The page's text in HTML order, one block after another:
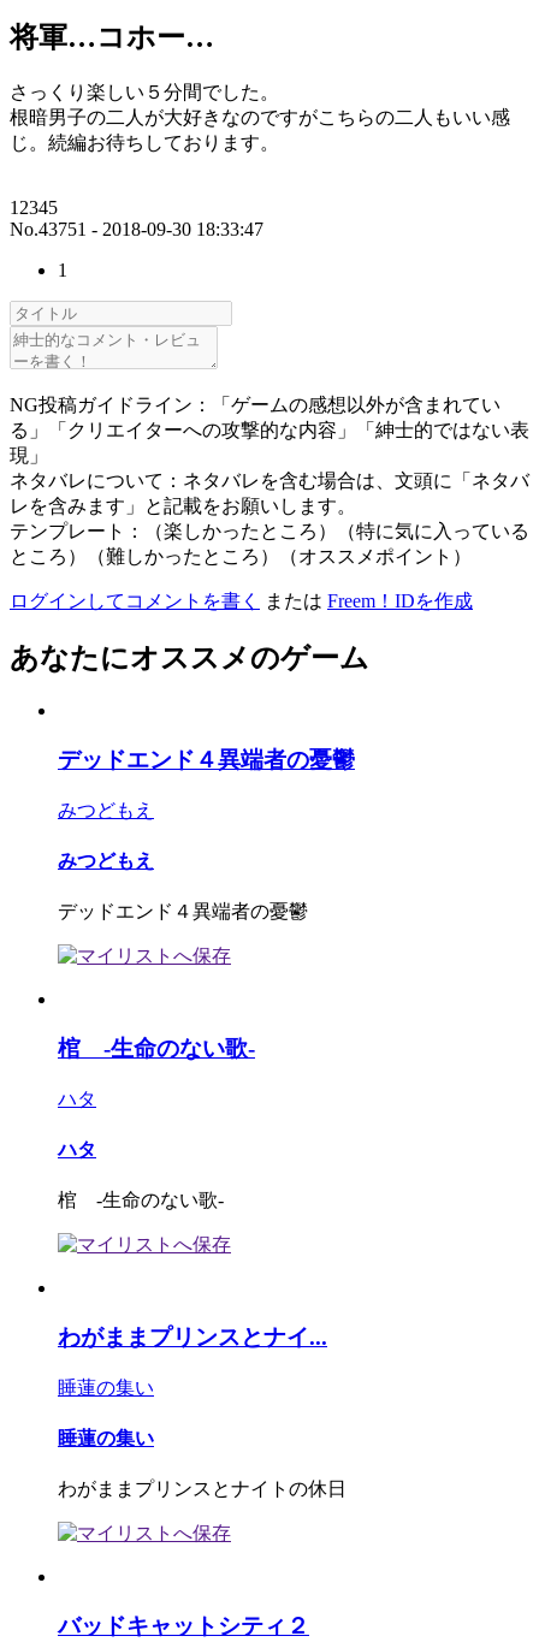
将軍…コホー…
さっくり楽しい５分間でした。
根暗男子の二人が大好きなのですがこちらの二人もいい感
じ。続編お待ちしております。
12345
No.43751 - 2018-09-30 18:33:47
1
NG投稿ガイドライン：「ゲームの感想以外が含まれてい
る」「クリエイターへの攻撃的な内容」「紳士的ではない表
現」
ネタバレについて：ネタバレを含む場合は、文頭に「ネタバ
レを含みます」と記載をお願いします。
テンプレート：（楽しかったところ）（特に気に入っている
ところ）（難しかったところ）（オススメポイント）
ログインしてコメントを書く または Freem！IDを作成
あなたにオススメのゲーム
デッドエンド４異端者の憂鬱
みつどもえ
みつどもえ
デッドエンド４異端者の憂鬱
棺 -生命のない歌-
ハタ
ハタ
棺 -生命のない歌-
わがままプリンスとナイ...
睡蓮の集い
睡蓮の集い
わがままプリンスとナイトの休日
バッドキャットシティ２